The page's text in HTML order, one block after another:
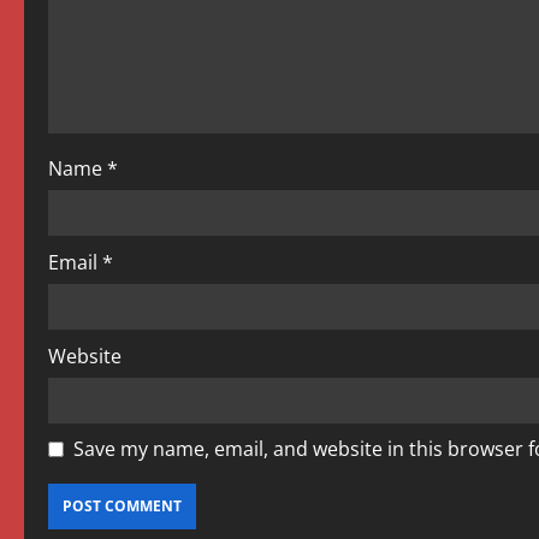
o
Name*
Email *
Website
Save my name, email, and website in this browser